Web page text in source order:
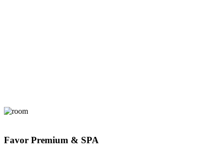
Favor Premium & SPA